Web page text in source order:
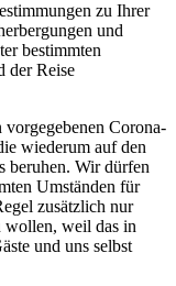
zu Ihrer
und
bestimmten
der Reise
vorgegebenen Corona-
wiederum auf den
beruhen. Wir dürfen
Umständen für
zusätzlich nur
wollen, weil das in
und uns selbst